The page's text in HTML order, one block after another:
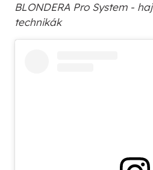
BLONDERA Pro System -
technikák